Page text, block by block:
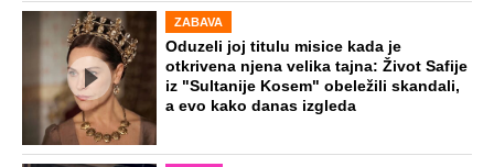
ZABAVA
Oduzeli joj titulu misice kada je
otkrivena njena velika tajna: Život Safije
iz "Sultanije Kosem" obeležili skandali,
a evo kako danas izgleda